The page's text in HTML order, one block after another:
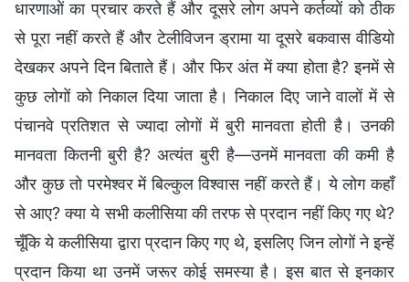
धारणाओं का प्रचार करते हैं और दूसरे लोग अपने कर्तव्यों को ठीक
से पूरा नहीं करते हैं और टेलीविजन ड्रामा या दूसरे बकवास वीडियो
देखकर अपने दिन बिताते हैं। और फिर अंत में क्या होता है? इनमें से
कुछ लोगों को निकाल दिया जाता है। निकाल दिए जाने वालों में से
पंचानवे प्रतिशत से ज्यादा लोगों में बुरी मानवता होती है। उनकी
मानवता कितनी बुरी है? अत्यंत बुरी है—उनमें मानवता की कमी है
और कुछ तो परमेश्वर में बिल्कुल विश्वास नहीं करते हैं। ये लोग कहाँ
से आए? क्या ये सभी कलीसिया की तरफ से प्रदान नहीं किए गए थे?
चूँकि ये कलीसिया द्वारा प्रदान किए गए थे, इसलिए जिन लोगों ने इन्हें
प्रदान किया था उनमें जरूर कोई समस्या है। इस बात से इनकार